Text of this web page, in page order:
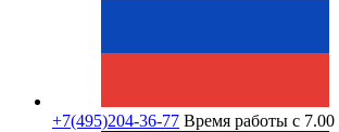
+7(495)204-36-77 Время работы с 7.00